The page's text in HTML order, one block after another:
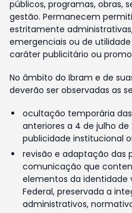
públicos, programas, obras,
gestão. Permanecem
estritamente
emergenciais ou de
caráter publicitário ou
No âmbito do Ibram e de
deverão ser observadas as
ocultação temporária
anteriores a 4 de julho
publicidade institucional
revisão e adaptação das
comunicação que
elementos da identidade
Federal, preservada a
administrativos,